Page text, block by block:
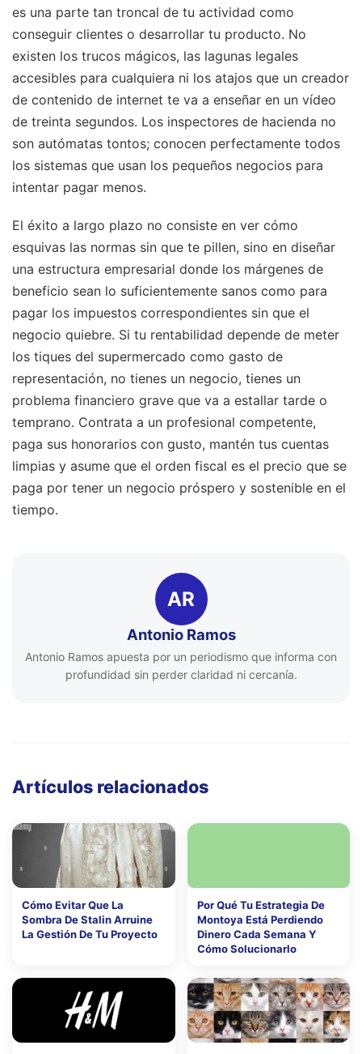
es una parte tan troncal de tu actividad como
conseguir clientes o desarrollar tu producto. No
existen los trucos mágicos, las lagunas legales
accesibles para cualquiera ni los atajos que un creador
de contenido de internet te va a enseñar en un vídeo
de treinta segundos. Los inspectores de hacienda no
son autómatas tontos; conocen perfectamente todos
los sistemas que usan los pequeños negocios para
intentar pagar menos.
El éxito a largo plazo no consiste en ver cómo
esquivas las normas sin que te pillen, sino en diseñar
una estructura empresarial donde los márgenes de
beneficio sean lo suficientemente sanos como para
pagar los impuestos correspondientes sin que el
negocio quiebre. Si tu rentabilidad depende de meter
los tiques del supermercado como gasto de
representación, no tienes un negocio, tienes un
problema financiero grave que va a estallar tarde o
temprano. Contrata a un profesional competente,
paga sus honorarios con gusto, mantén tus cuentas
limpias y asume que el orden fiscal es el precio que se
paga por tener un negocio próspero y sostenible en el
tiempo.
AR
Antonio Ramos
Antonio Ramos apuesta por un periodismo que informa con
profundidad sin perder claridad ni cercanía.
Artículos relacionados
Cómo Evitar Que La
Sombra De Stalin Arruine
La Gestión De Tu Proyecto
Por Qué Tu Estrategia De
Montoya Está Perdiendo
Dinero Cada Semana Y
Cómo Solucionarlo